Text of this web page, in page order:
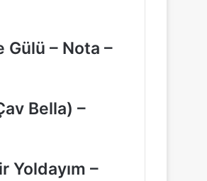
Gülü – Nota –
Bella) –
Yoldayım –